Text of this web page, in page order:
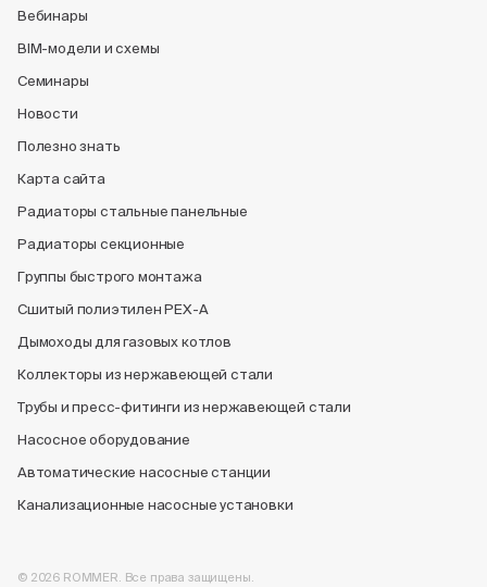
Вебинары
BIM-модели и схемы
Семинары
Новости
Полезно знать
Карта сайта
Радиаторы стальные панельные
Радиаторы секционные
Группы быстрого монтажа
Сшитый полиэтилен PEX-A
Дымоходы для газовых котлов
Коллекторы из нержавеющей стали
Трубы и пресс-фитинги из нержавеющей стали
Насосное оборудование
Автоматические насосные станции
Канализационные насосные установки
© 2026 ROMMER. Все права защищены.